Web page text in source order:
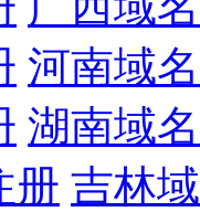
河南域
湖南域
册 吉林